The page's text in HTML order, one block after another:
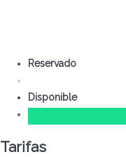
Reservado
Disponible
Tarifas